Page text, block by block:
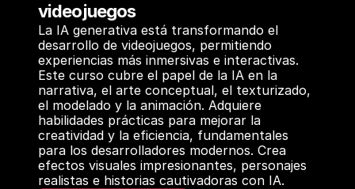
videojuegos
La IA generativa está transformando el
desarrollo de videojuegos, permitiendo
experiencias más inmersivas e interactivas.
Este curso cubre el papel de la IA en la
narrativa, el arte conceptual, el texturizado,
el modelado y la animación. Adquiere
habilidades prácticas para mejorar la
creatividad y la eficiencia, fundamentales
para los desarrolladores modernos. Crea
efectos visuales impresionantes, personajes
realistas e historias cautivadoras con IA.